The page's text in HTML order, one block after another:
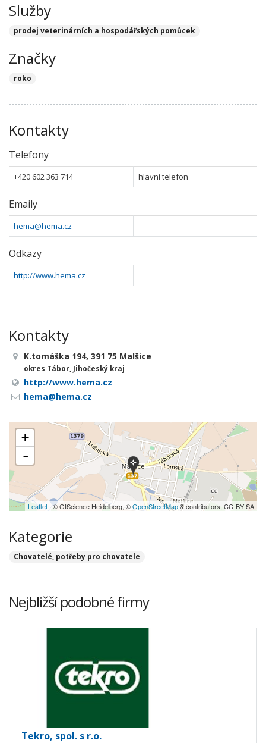
Služby
prodej veterinárních a hospodářských pomůcek
Značky
roko
Kontakty
Telefony
+420 602 363 714 hlavní telefon
Emaily
hema@hema.cz
Odkazy
http://www.hema.cz
Kontakty
K.tomáška 194, 391 75 Malšice
okres Tábor, Jihočeský kraj
http://www.hema.cz
hema@hema.cz
+
-
Leaflet | © GIScience Heidelberg, ©OpenStreetMap& contributors, CC-BY-SA
Kategorie
Chovatelé, potřeby pro chovatele
Nejbližší podobné firmy
Tekro, spol. s r.o.